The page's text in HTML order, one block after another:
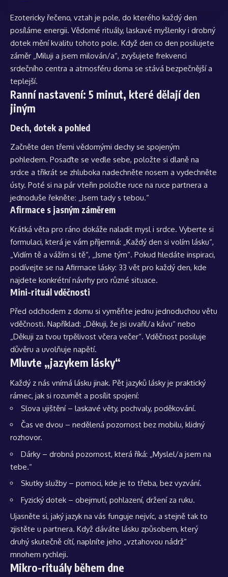
Ezotericky řečeno, vztah je pole, do kterého každý den
posíláme energii. Vědomé rituály, laskavé myšlenky i drobný
dotek mění kvalitu tohoto pole. Když den co den posilujete
záměr „Miluji a jsem milován/a“, zvyšujete frekvenci
srdečního centra a atmosféru doma se stává bezpečnější a
teplejší.
Ranní nastavení: 5 minut, které dělají den
jiným
Dech, dotek a pohled
Začněte den třemi vědomými dechy se spojeným
pohledem. Posaďte se vedle sebe, položte si dlaně na
srdce a třikrát se zhluboka nadechněte nosem a vydechněte
ústy. Poté si na pár vteřin položte ruce na ruce partnera a
jednoduše řekněte: „Jsem tady s tebou.“
Afirmace s jasným záměrem
Krátká věta pro ráno dokáže naladit mysl i srdce. Vyberte si
formulaci, která je vám příjemná: „Každý den si volím lásku“,
„Vidím tě a vážím si tě“, „Jsme tým“. Pokud hledáte inspiraci,
podívejte se na Afirmace lásky: 33 vět pro každý den, kde
najdete konkrétní návrhy pro různé situace.
Mini-rituál vděčnosti
Před odchodem z domu si vyměňte jednu jednoduchou větu
vděčnosti. Například: „Děkuji, že jsi uvařil/a kávu“ nebo
„Děkuji za tvou trpělivost včera večer“. Vděčnost posiluje
důvěru a uvolňuje napětí.
Mluvte „jazykem lásky“
Každý z nás vnímá lásku jinak. Pět jazyků lásky je praktický
rámec, jak si rozumět a posílit spojení:
Slova ujištění – laskavé věty, pochvaly, poděkování.
Čas ve dvou – nedělená pozornost bez mobilu, klidný
rozhovor.
Dárky – drobná pozornost, která říká: „Myslel/a jsem na
tebe.“
Skutky služby – pomoci, kde je to třeba, bez vyzvání.
Fyzický dotek – obejmutí, pohlazení, držení za ruku.
Ujasněte si, jaký jazyk na vás funguje nejvíc, a stejně tak to
zjistěte u partnera. Když dáváte lásku způsobem, který
druhý skutečně cítí, naplníte jeho „vztahovou nádrž“
mnohem rychleji.
Mikro-rituály během dne